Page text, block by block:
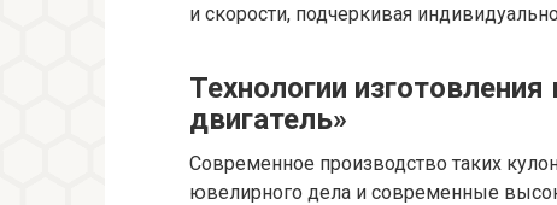
и скорости, подчеркивая
Технологии
двигатель»
Современное производство таких
ювелирного дела и современные